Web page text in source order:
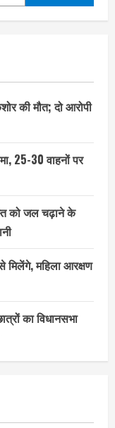
की मौत; दो आरोपी
25-30 वाहनों पर
को जल चढ़ाने के
मिलेंगे, महिला आरक्षण
का विधानसभा